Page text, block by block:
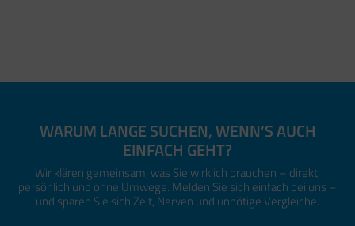
WARUM LANGE SUCHEN, WENN’S AUCH
EINFACH GEHT?
Wir klären gemeinsam, was Sie wirklich brauchen – direkt,
persönlich und ohne Umwege. Melden Sie sich einfach bei uns –
und sparen Sie sich Zeit, Nerven und unnötige Vergleiche.